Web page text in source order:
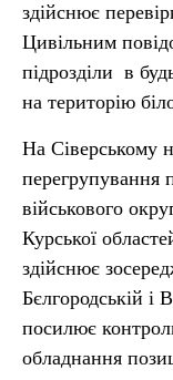
здійснює
Цивільним
підрозділи в
на територію
На Сіверському
перегрупування
військового
Курської
здійснює
Бєлгородській і
посилює
обладнання